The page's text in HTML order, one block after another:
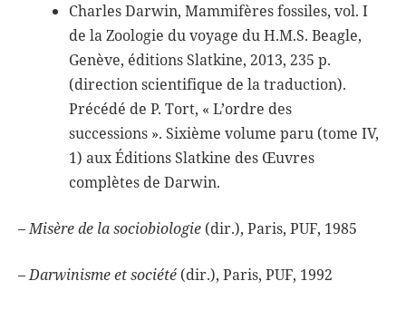
Charles Darwin, Mammifères fossiles, vol. I
de la Zoologie du voyage du H.M.S. Beagle,
Genève, éditions Slatkine, 2013, 235 p.
(direction scientifique de la traduction).
Précédé de P. Tort, « L’ordre des
successions ». Sixième volume paru (tome IV,
1) aux Éditions Slatkine des Œuvres
complètes de Darwin.
–Misère de la sociobiologie (dir.), Paris, PUF, 1985
–Darwinisme et société (dir.), Paris, PUF, 1992